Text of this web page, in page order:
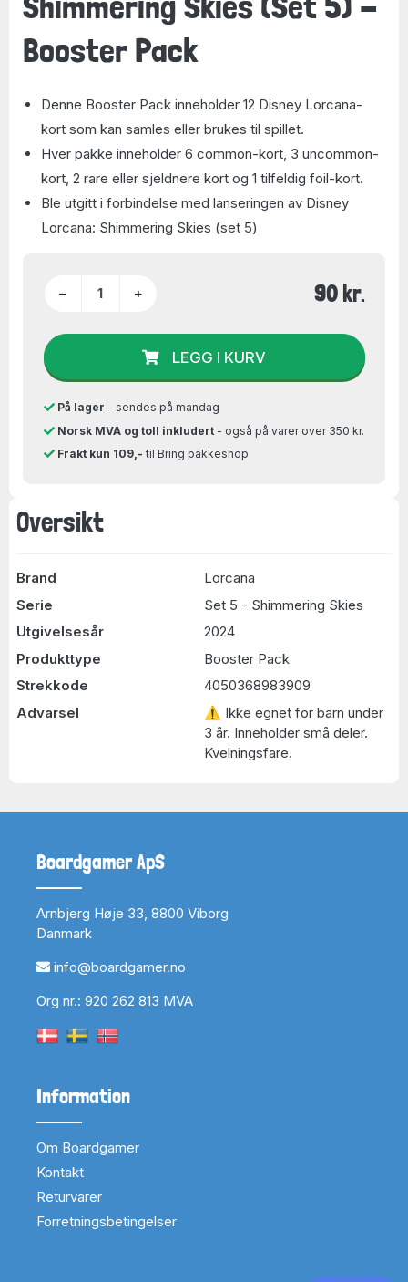
Oversikt
Brand
Lorcana
Serie
Set 5 - Shimmering Skies
Utgivelsesår
2024
Produkttype
Booster Pack
Strekkode
4050368983909
Advarsel
⚠ Ikke egnet for barn under
3 år. Inneholder små deler.
Kvelningsfare.
Booster Pack
Denne Booster Pack inneholder 12 Disney Lorcana-
kort som kan samles eller brukes til spillet.
Hver pakke inneholder 6 common-kort, 3 uncommon-
kort, 2 rare eller sjeldnere kort og 1 tilfeldig foil-kort.
Ble utgitt i forbindelse med lanseringen av Disney
Lorcana: Shimmering Skies (set 5)
− + 90 kr.
LEGG I KURV
På lager - sendes på mandag
Norsk MVA og toll inkludert- også på varer over 350 kr.
Frakt kun 109,- til Bring pakkeshop
Boardgamer ApS
Arnbjerg Høje 33, 8800 Viborg
Danmark
info@boardgamer.no
Org nr.: 920 262 813 MVA
Information
Om Boardgamer
Kontakt
Returvarer
Forretningsbetingelser